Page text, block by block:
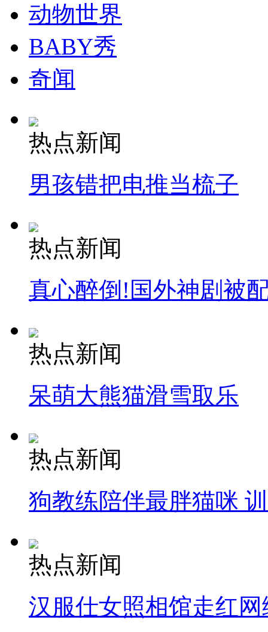
司机酒驾遇交警 急速倒车逃窜
动物世界
BABY秀
奇闻
热点新闻
男孩错把电推当梳子
热点新闻
真心醉倒!国外神剧被
热点新闻
呆萌大熊猫滑雪取乐
热点新闻
狗教练陪伴最胖猫咪
热点新闻
汉服仕女照相馆走红网